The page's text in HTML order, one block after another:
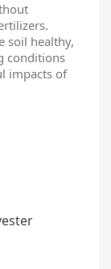
soil healthy,
conditions
impacts of